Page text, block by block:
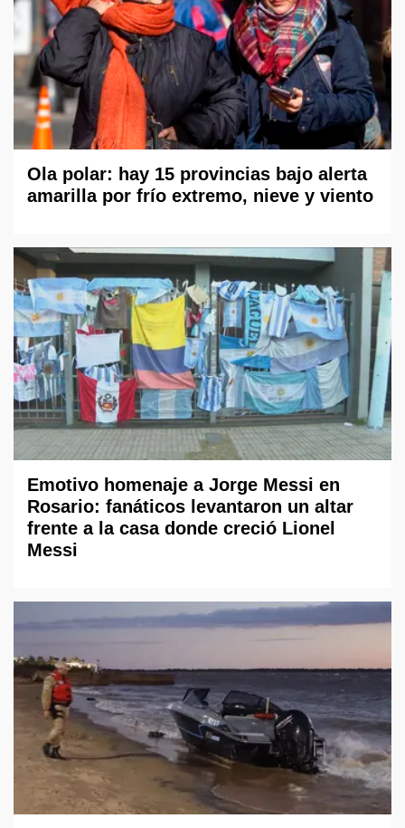
Ola polar: hay 15 provincias bajo alerta
amarilla por frío extremo, nieve y viento
Emotivo homenaje a Jorge Messi en
Rosario: fanáticos levantaron un altar
frente a la casa donde creció Lionel
Messi